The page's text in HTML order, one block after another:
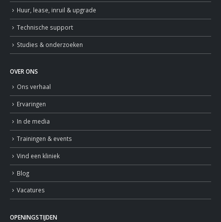
Huur, lease, inruil & upgrade
Technische support
Studies & onderzoeken
OVER ONS
Ons verhaal
Ervaringen
In de media
Trainingen & events
Vind een kliniek
Blog
Vacatures
OPENINGSTIJDEN